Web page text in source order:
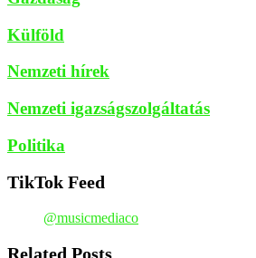
Külföld
Nemzeti hírek
Nemzeti igazságszolgáltatás
Politika
TikTok Feed
@musicmediaco
Related Posts